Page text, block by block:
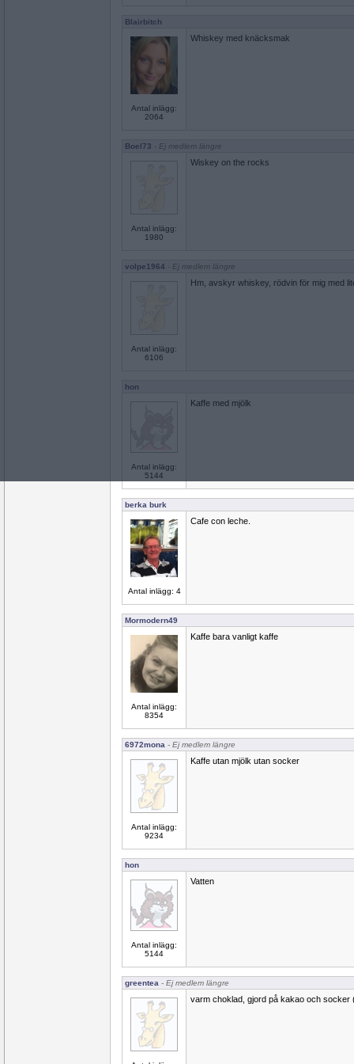
Blairbitch
Antal inlägg:
2064
Whiskey med knäcksmak
Boel73 - Ej medlem längre
Antal inlägg:
1980
Wiskey on the rocks
volpe1964 - Ej medlem längre
Antal inlägg:
6106
Hm, avskyr whiskey, rödvin för mig med
hon
Antal inlägg:
5144
Kaffe med mjölk
berka burk
Antal inlägg: 4
Cafe con leche.
Mormodern49
Antal inlägg:
8354
Kaffe bara vanligt kaffe
6972mona - Ej medlem längre
Antal inlägg:
9234
Kaffe utan mjölk utan socker
hon
Antal inlägg:
5144
Vatten
greentea - Ej medlem längre
varm choklad, gjord på kakao och socker